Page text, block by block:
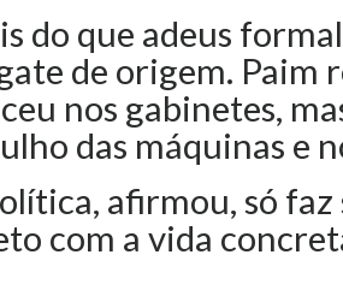
do que adeus
de origem. Paim
nos gabinetes,
das máquinas e
afirmou, só
com a vida